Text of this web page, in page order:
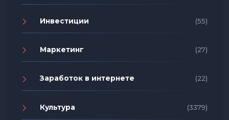
Инвестиции (55)
Маркетинг (27)
Заработок в интернете (22)
Культура (3379)